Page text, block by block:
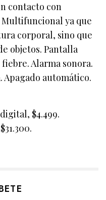
contacto con
ya que
corporal, sino que
objetos. Pantalla
Alarma sonora.
automático.
$4.499.